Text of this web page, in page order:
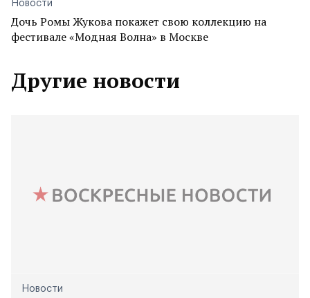
Новости
Дочь Ромы Жукова покажет свою коллекцию на
фестивале «Модная Волна» в Москве
Другие новости
Новости